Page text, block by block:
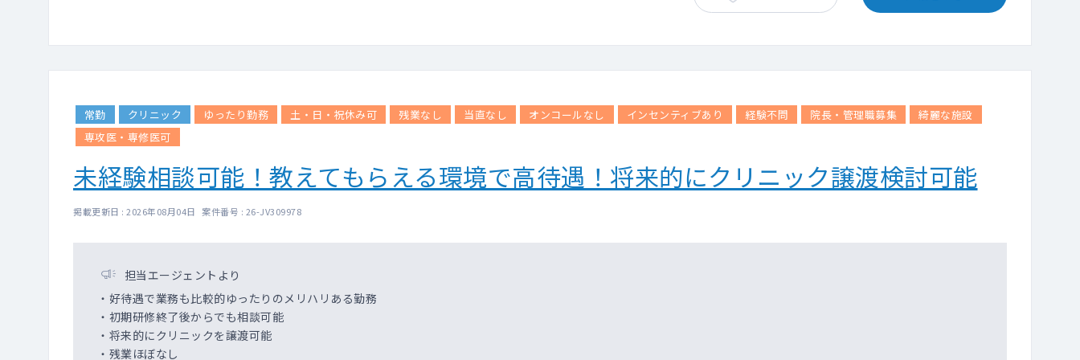
常勤 クリニック ゆったり勤務 土・日・祝休み可 残業なし 当直なし オンコールなし インセンティブあり 経験不問 院長・管理職募集
綺麗な施設
専攻医・専修医可
未経験相談可能！教えてもらえる環境で高待遇！将来的にクリニック譲渡検討可能
掲載更新日 : 2026年08月04日 案件番号 : 26-JV309978
担当エージェントより
・好待遇で業務も比較的ゆったりのメリハリある勤務
・初期研修終了後からでも相談可能
・将来的にクリニックを譲渡可能
・残業ほぼなし